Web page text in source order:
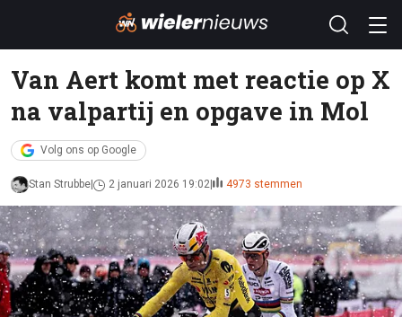
Van Aert komt met reactie op X
na valpartij en opgave in Mol
Volg ons op Google
Stan Strubbe 2 januari 2026 19:02 4973 stemmen